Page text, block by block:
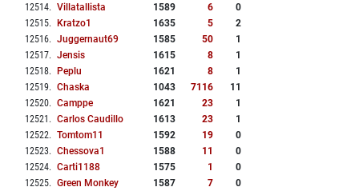
12514. Villatallista 1589 6
0
12515. Kratzo1 1635 5
2
12516. Juggernaut69 1585 50
1
12517. Jensis 1615 8
1
12518. Peplu 1621 8
1
12519. Chaska 1043 7116
11
12520. Camppe 1621 23
1
12521 . Carlos Caudillo 1613 23
1
12522. Tomtom11 1592 19
0
12523. Chessova1 1588 11
0
12524. Carti1188 1575 1
0
12525. Green Monkey 1587 7 0